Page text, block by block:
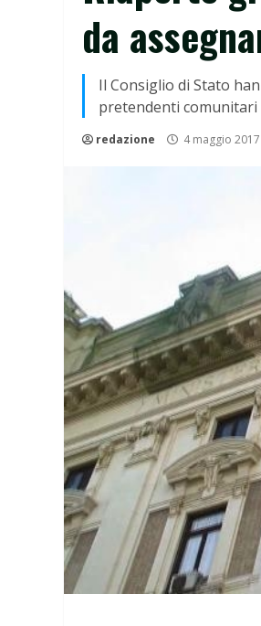
da
Il Consiglio di Stato
pretendenti
redazione 4 maggio 2017